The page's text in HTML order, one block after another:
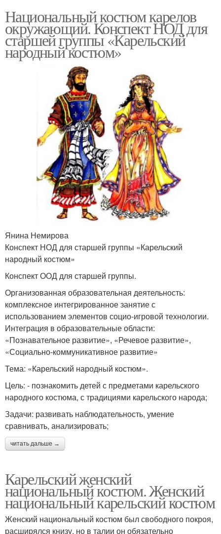
Национальный костюм карелов
окружающий. Конспект НОД для
старшей группы «Карельский
народный костюм»
Янина Немирова
Конспект НОД для старшей группы «Карельский
народный костюм»
Конспект ООД для старшей группы.
Организованная образовательная деятельность:
комплексное интегрированное занятие с
использованием элементов социо-игровой технологии.
Интеграция в образовательные области:
«Познавательное развитие», «Речевое развитие»,
«Социально-коммуникативное развитие»
Тема: «Карельский народный костюм».
Цель: - познакомить детей с предметами карельского
народного костюма, с традициями карельского народа;
Задачи: развивать наблюдательность, умение
сравнивать, анализировать;
читать дальше →
Карельский женский
национальный костюм. Женский
национальный карельский костюм
Женский национальный костюм был свободного покроя,
расширялся книзу, но в талии он обязательно